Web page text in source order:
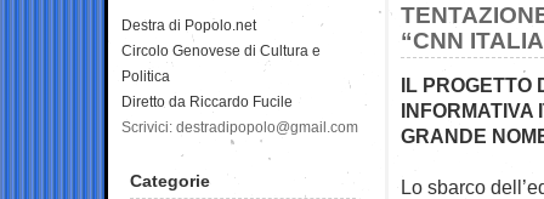
“CNN
IL PROGETTO
INFORMATIVA
GRANDE
Lo sbarco
Destra di Popolo.net
Circolo Genovese di Cultura e
Politica
Diretto da Riccardo Fucile
Scrivici: destradipopolo@gmail.com
Categorie